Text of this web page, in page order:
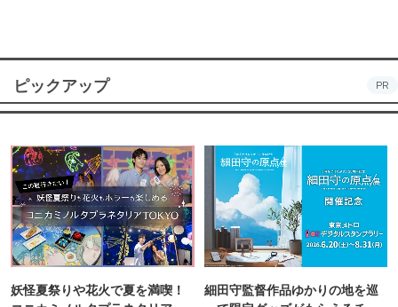
ピックアップ PR
妖怪夏祭りや花火で夏を満喫！
細田守監督作品ゆかりの地を巡